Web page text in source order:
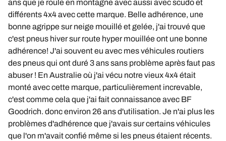
ans que je roule en montagne avec aussi avec scudo et
différents 4x4 avec cette marque. Belle adhérence, une
bonne agrippe sur neige mouillé et gelée, j'ai trouvé que
c'est pneus hiver sur route hyper mouillée ont une bonne
adhérence! J'ai souvent eu avec mes véhicules routiers
des pneus qui ont duré 3 ans sans problème après faut pas
abuser ! En Australie où j'ai vécu notre vieux 4x4 était
monté avec cette marque, particulièrement increvable,
c'est comme cela que j'ai fait connaissance avec BF
Goodrich. donc environ 26 ans d'utilisation. Je n'ai plus les
problèmes d'adhérence que j'avais sur certains véhicules
que l'on m'avait confié même si les pneus étaient récents.